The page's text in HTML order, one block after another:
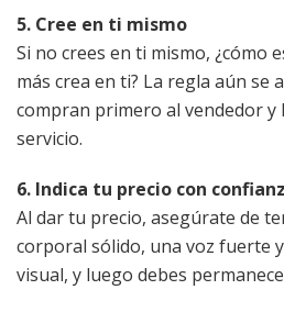
5. Cree en ti mismo
Si no crees en ti mismo, ¿cómo
más crea en ti? La regla aún se
compran primero al vendedor
servicio.
6. Indica tu precio con
Al dar tu precio, asegúrate de
corporal sólido, una voz fuerte
visual, y luego debes